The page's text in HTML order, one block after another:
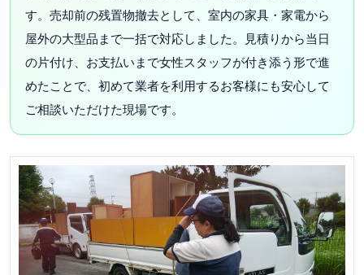
す。売却前の残置物撤去として、室内の家具・家電から
屋外の大型品まで一括で対応しました。見積りから当日
の片付け、お支払いまで女性スタッフが付き添う形で進
めたことで、初めて業者を利用するお客様にも安心して
ご相談いただけた現場です。